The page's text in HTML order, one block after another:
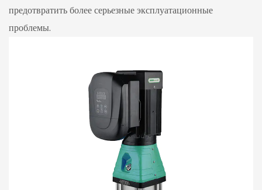
предотвратить более серьезные эксплуатационные
проблемы.